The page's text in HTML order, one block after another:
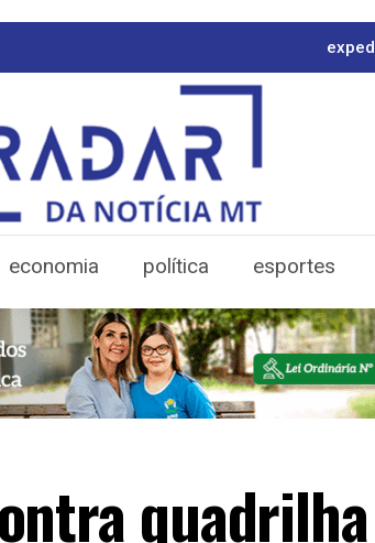
economia política esportes